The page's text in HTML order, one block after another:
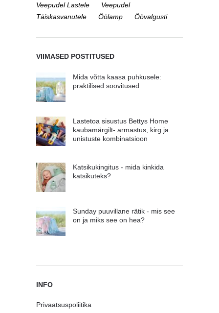
Veepudel Lastele
Veepudel
Täiskasvanutele
Öölamp Öövalgusti
VIIMASED POSTITUSED
Mida võtta kaasa puhkusele:
praktilised soovitused
Lastetoa sisustus Bettys Home
kaubamärgilt- armastus, kirg ja
unistuste kombinatsioon
Katsikukingitus - mida kinkida
katsikuteks?
Sunday puuvillane rätik - mis see
on ja miks see on hea?
INFO
Privaatsuspoliitika